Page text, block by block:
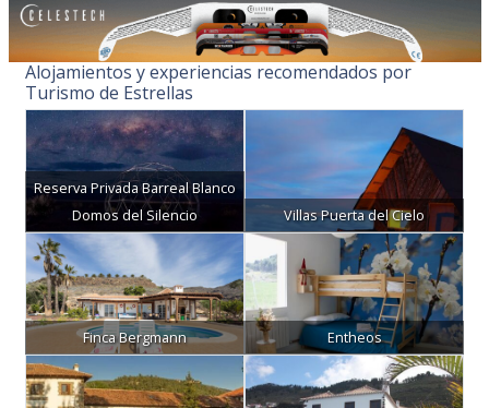
Alojamientos y experiencias recomendados por
Turismo de Estrellas
Reserva Privada Barreal Blanco
Domos del Silencio
Villas Puerta del Cielo
Finca Bergmann Entheos